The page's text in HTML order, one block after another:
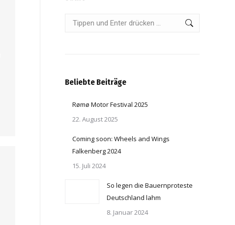
Search:
Beliebte Beiträge
Rømø Motor Festival 2025
22. August 2025
Coming soon: Wheels and Wings
Falkenberg 2024
15. Juli 2024
So legen die Bauernproteste
Deutschland lahm
8. Januar 2024